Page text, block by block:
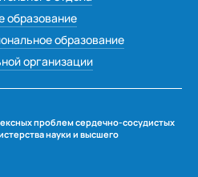
образование
образование
организации
проблем сердечно-сосудистых
науки и высшего